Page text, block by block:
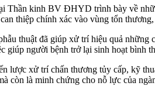
kinh BV ĐHYD trình bày về
thiệp chính xác vào vùng tổn
thuật đã giúp xử trí hiệu quả
giúp người bệnh trở lại sinh hoạt bình
lược xử trí chấn thương tủy cấp, kỹ
còn là minh chứng cho nỗ lực của